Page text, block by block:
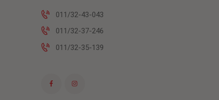
011/32-43-043
011/32-37-246
011/32-35-139